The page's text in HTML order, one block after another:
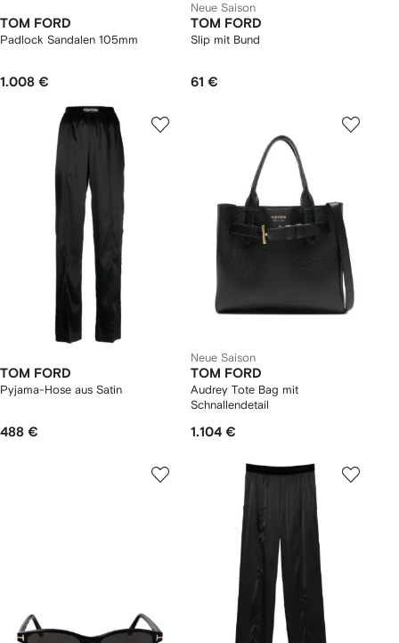
TOM FORD
Padlock Sandalen 105mm
1.008 €
Neue Saison
TOM FORD
Slip mit Bund
61 €
TOM FORD
Pyjama-Hose aus Satin
488 €
Neue Saison
TOM FORD
Audrey Tote Bag mit
Schnallendetail
1.104 €